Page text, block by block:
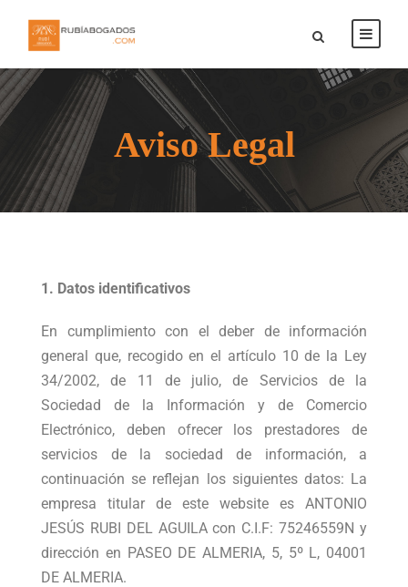
Aviso Legal
1. Datos identificativos
En cumplimiento con el deber de información
general que, recogido en el artículo 10 de la Ley
34/2002, de 11 de julio, de Servicios de la
Sociedad de la Información y de Comercio
Electrónico, deben ofrecer los prestadores de
servicios de la sociedad de información, a
continuación se reflejan los siguientes datos: La
empresa titular de este website es ANTONIO
JESÚS RUBI DEL AGUILA con C.I.F: 75246559N y
dirección en PASEO DE ALMERIA, 5, 5º L, 04001
DE ALMERIA.